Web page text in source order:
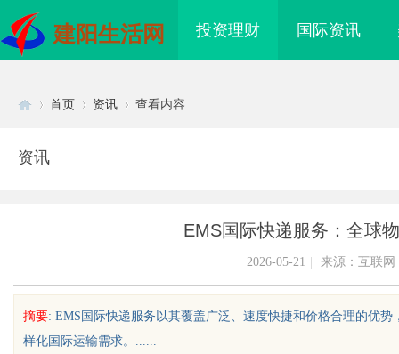
建阳生活网 投资理财 国际资讯
首页 资讯 查看内容
资讯
EMS国际快递服务：全球
2026-05-21 来源：互联网
摘要: EMS国际快递服务以其覆盖广泛、速度快捷和价格合理的优
样化国际运输需求。......